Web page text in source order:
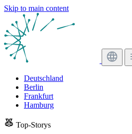
Skip to main content
Deutschland
Berlin
Frankfurt
Hamburg
Top-Storys